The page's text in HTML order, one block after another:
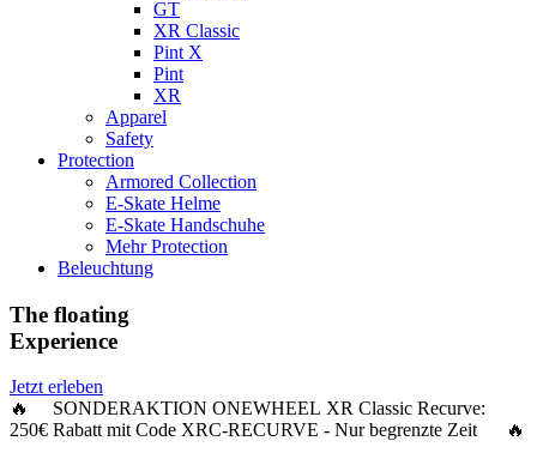
GT
XR Classic
Pint X
Pint
XR
Apparel
Safety
Protection
Armored Collection
E-Skate Helme
E-Skate Handschuhe
Mehr Protection
Beleuchtung
The floating
Experience
Jetzt erleben
🔥 SONDERAKTION ONEWHEEL XR Classic Recurve:
250€ Rabattmit Code XRC-RECURVE - Nur begrenzte Zeit 🔥